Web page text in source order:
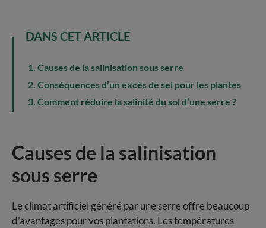
DANS CET ARTICLE
Causes de la salinisation sous serre
Conséquences d’un excès de sel pour les plantes
Comment réduire la salinité du sol d’une serre ?
Causes de la salinisation
sous serre
Le climat artificiel généré par une serre offre beaucoup
d’avantages pour vos plantations. Les températures